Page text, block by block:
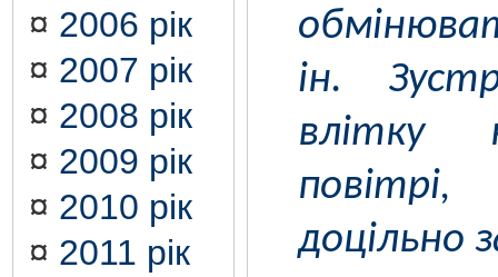
¤ 2006 рік
¤ 2007 рік
¤ 2008 рік
¤ 2009 рік
¤ 2010 рік
¤ 2011 рік
ін.
влітку
доцільно